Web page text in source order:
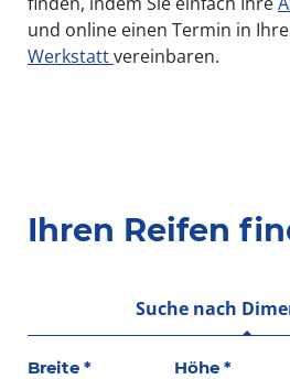
und online einen Termin in
Werkstattvereinbaren.
Ihren Reifen
Suche nach
Tab updated: Suche nach
Breite * Höhe *